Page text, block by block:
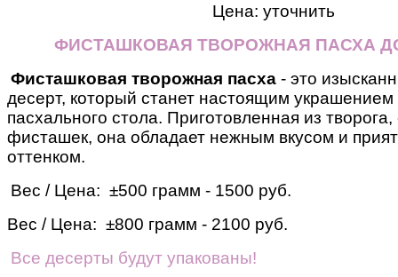
Цена: уточнить
ФИСТАШКОВАЯ ТВОРОЖНАЯ ПАСХА
Фисташковая творожная пасха - это
десерт, который станет настоящим
пасхального стола. Приготовленная из
фисташек, она обладает нежным вкусом и
оттенком.
Вес / Цена: ±500 грамм - 1500 руб.
Вес / Цена: ±800 грамм - 2100 руб.
Все десерты будут упакованы!